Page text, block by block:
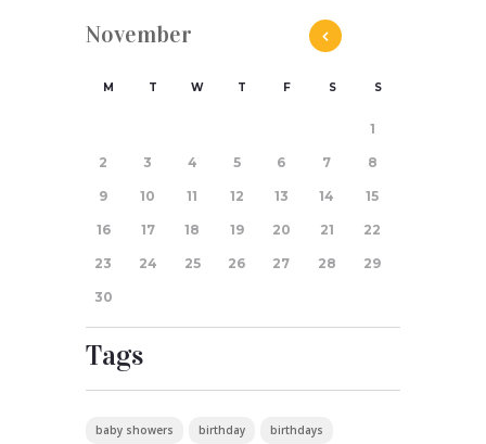
November
M T W T F S S
1
2 3 4 5 6 7 8
9 10 11 12 13 14 15
16 17 18 19 20 21 22
23 24 25 26 27 28 29
30
Tags
baby showers birthday birthdays